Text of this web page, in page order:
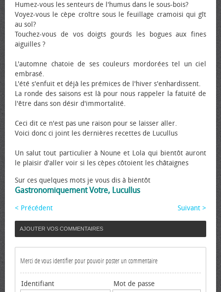
Humez-vous les senteurs de l'humus dans le sous-bois?
Voyez-vous le cèpe croître sous le feuillage cramoisi qui gît
au sol?
Touchez-vous de vos doigts gourds les bogues aux fines
aiguilles ?
L'automne chatoie de ses couleurs mordorées tel un ciel
embrasé.
L'été s'enfuit et déjà les prémices de l'hiver s'enhardissent.
La ronde des saisons est là pour nous rappeler la fatuité de
l'être dans son désir d'immortalité.
Ceci dit ce n'est pas une raison pour se laisser aller.
Voici donc ci joint les dernières recettes de Lucullus
Un salut tout particulier à Noune et Lola qui bientôt auront
le plaisir d'aller voir si les cèpes côtoient les châtaignes
Sur ces quelques mots je vous dis à bientôt
Gastronomiquement Votre, Lucullus
< Précédent Suivant >
AJOUTER VOS COMMENTAIRES
Merci de vous identifier pour pouvoir poster un commentaire
Identifiant Mot de passe